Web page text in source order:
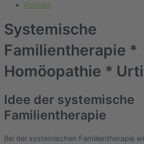
Kontakt
Systemische
Familientherapie *
Homöopathie *
Idee der systemische
Familientherapie
Bei der systemischen Familientherapie